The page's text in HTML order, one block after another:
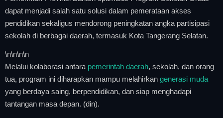
dapat menjadi salah satu solusi dalam pemerataan akses
pendidikan sekaligus mendorong peningkatan angka partisipasi
sekolah di berbagai daerah, termasuk Kota Tangerang Selatan.
\n\n\n\n
Melalui kolaborasi antara pemerintah daerah, sekolah, dan orang
tua, program ini diharapkan mampu melahirkan generasi muda
yang berdaya saing, berpendidikan, dan siap menghadapi
tantangan masa depan. (din).